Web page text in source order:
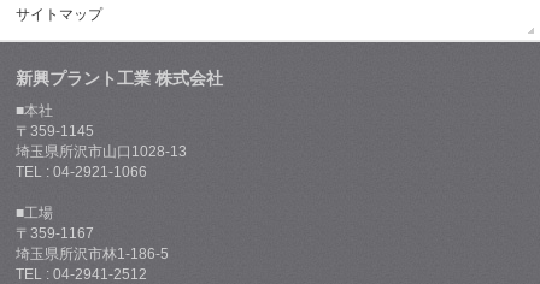
サイトマップ
新興プラント工業 株式会社
■本社
〒359-1145
埼玉県所沢市山口1028-13
TEL : 04-2921-1066
■工場
〒359-1167
埼玉県所沢市林1-186-5
TEL : 04-2941-2512